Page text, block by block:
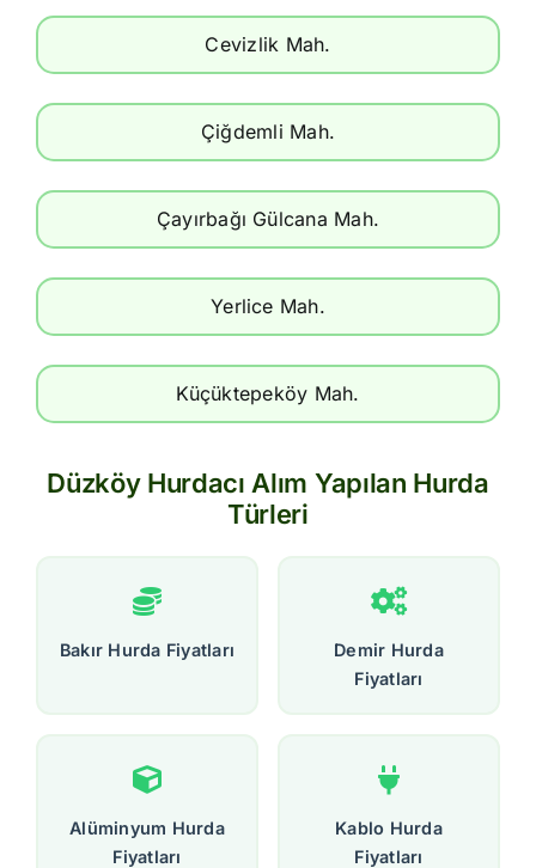
Cevizlik Mah.
Çiğdemli Mah.
Çayırbağı Gülcana Mah.
Yerlice Mah.
Küçüktepeköy Mah.
Düzköy Hurdacı Alım Yapılan Hurda
Türleri
Bakır Hurda Fiyatları
Demir Hurda
Fiyatları
Alüminyum Hurda
Fiyatları
Kablo Hurda
Fiyatları